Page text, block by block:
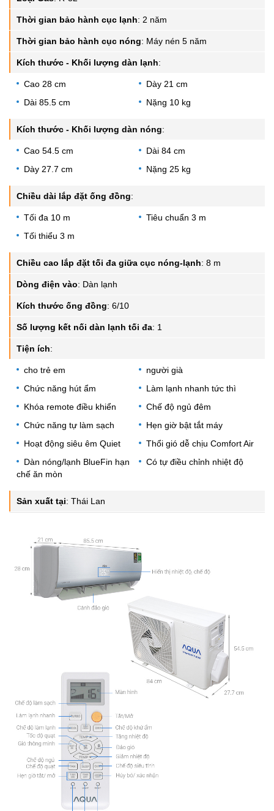
Thời gian bảo hành cục lạnh: 2 năm
Thời gian bảo hành cục nóng: Máy nén 5 năm
Kích thước - Khối lượng dàn lạnh:
Cao 28 cm
Dày 21 cm
Dài 85.5 cm
Nặng 10 kg
Kích thước - Khối lượng dàn nóng:
Cao 54.5 cm
Dài 84 cm
Dày 27.7 cm
Nặng 25 kg
Chiều dài lắp đặt ống đồng:
Tối đa 10 m
Tiêu chuẩn 3 m
Tối thiểu 3 m
Chiều cao lắp đặt tối đa giữa cục nóng-lạnh: 8 m
Dòng điện vào: Dàn lạnh
Kích thước ống đồng: 6/10
Số lượng kết nối dàn lạnh tối đa: 1
Tiện ích:
cho trẻ em
người già
Chức năng hút ẩm
Làm lạnh nhanh tức thì
Khóa remote điều khiển
Chế độ ngủ đêm
Chức năng tự làm sạch
Hẹn giờ bật tắt máy
Hoạt động siêu êm Quiet
Thổi gió dễ chịu Comfort Air
Dàn nóng/lạnh BlueFin hạn
chế ăn mòn
Có tự điều chỉnh nhiệt độ
Sản xuất tại: Thái Lan